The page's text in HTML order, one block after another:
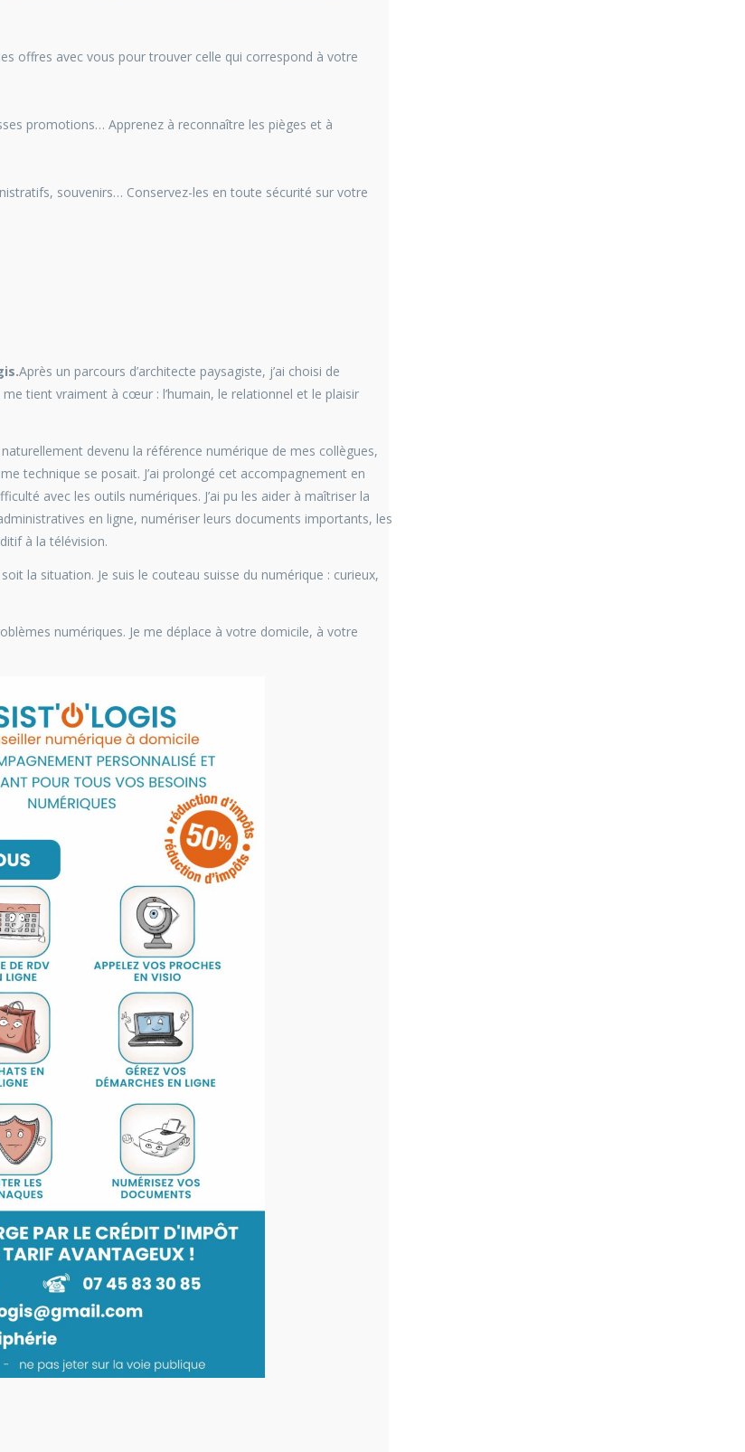
offres avec vous pour trouver celle qui correspond à votre
promotions… Apprenez à reconnaître les pièges et à
souvenirs… Conservez-les en toute sécurité sur votre
Après un parcours d’architecte paysagiste, j’ai choisi de
tient vraiment à cœur : l’humain, le relationnel et le plaisir
devenu la référence numérique de mes collègues,
technique se posait. J’ai prolongé cet accompagnement en
avec les outils numériques. J’ai pu les aider à maîtriser la
en ligne, numériser leurs documents importants, les
à la télévision.
la situation. Je suis le couteau suisse du numérique : curieux,
numériques. Je me déplace à votre domicile, à votre